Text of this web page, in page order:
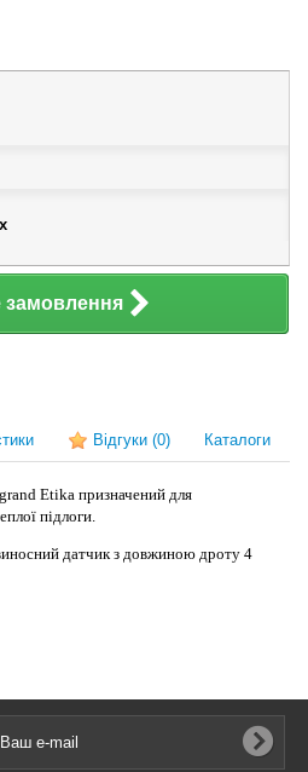
замовлення
Відгуки (0) Каталоги
Etika призначений для
підлоги.
датчик з довжиною дроту 4